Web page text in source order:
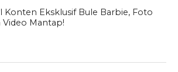
Konten Eksklusif Bule Barbie, Foto
Video Mantap!